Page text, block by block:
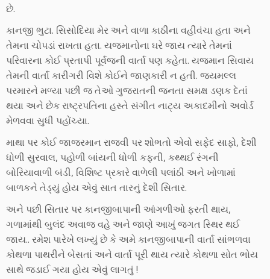
છે.
કાનજી ભુટા. સિસોદિયા મેર અને વાળા કાઠીના વહીવંચા હતા અને
તેમના ચોપડાં રાખતા હતા. યજમાનોના ઘરે જાય ત્યારે તેમનાંં
પરિવારના કોઈ પ્રતાપી પૂર્વજની વાર્તા પણ કહેતા. યજમાન સિવાય
તેમની વાર્તા કારીગરી વિશે કોઈને જાણકારી ન હતી. જયમલ્લ
પરમારને મળ્યા પછી જ તેઓ ગુજરાતની જનતા સમક્ષ ડણક દેતાં
થયા અને છેક રાષ્ટ્રપતિના હસ્તે સંગીત નાટ્ય અકાદમીનો અવોર્ડ
મેળવવા સુધી પહોંચ્યા.
માથા પર કોઈ જાજરમાન રાજવી પર શોભતો એવો સફેદ સાફો, દેશી
ધોળી સુરવાલ, પહોળી બાંયની ધોળી કફની, કથ્થઈ રંગની
બોરિયાવાળી બંડી, વિશિષ્ટ પ્રકારે વાળેલી પલાંઠી અને ખોળામાં
બાળકને તેડ્યું હોય એવું સાત તારનું દેશી સિતાર.
અને પછી સિતાર પર કાનજીબાપાની આંગળીઓ ફરતી થાય,
ગળામાંથી બુલંદ અવાજ વહે અને જાણે આખું જગત સ્થિર થઈ
જાય.. રમેશ પારેખે લખ્યું છે કે અમે કાનજીબાપાની વાર્તા સાંભળવા
કોથળા પાથરીને બેસતાં અને વાર્તા પૂરી થાય ત્યારે કોથળા સોત ભોય
સાથે જડાઈ ગયા હોય એવું લાગતું !